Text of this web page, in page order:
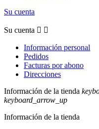
Su cuenta
Su cuenta  
Información personal
Pedidos
Facturas por abono
Direcciones
Información de la tienda
keyboard_arrow_up
Información de la tienda